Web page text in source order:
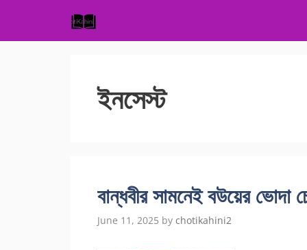
content
ইনসেস্ট
বান্ধবীর সামনেই বউয়ের
June 11, 2025 by chotikahini2